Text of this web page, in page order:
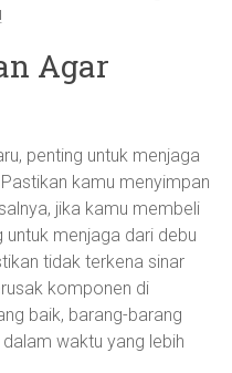
Agar
penting untuk menjaga
kamu menyimpan
jika kamu membeli
menjaga dari debu
tidak terkena sinar
komponen di
baik, barang-barang
waktu yang lebih